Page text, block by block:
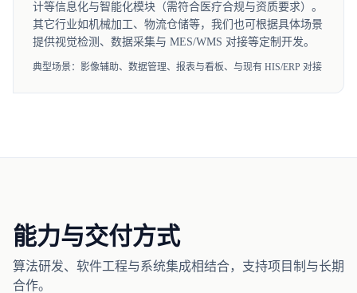
计等信息化与智能化模块（需符合医疗合规与资质要求）。
其它行业如机械加工、物流仓储等，我们也可根据具体场景
提供视觉检测、数据采集与 MES/WMS 对接等定制开发。
典型场景：影像辅助、数据管理、报表与看板、与现有 HIS/ERP 对接
能力与交付方式
算法研发、软件工程与系统集成相结合，支持项目制与长期
合作。